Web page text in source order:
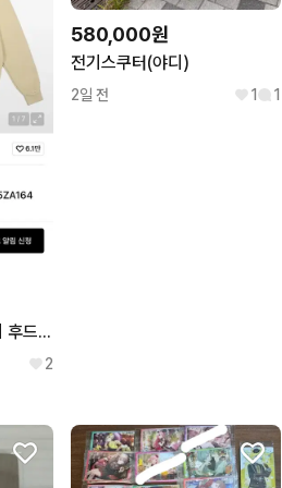
카이파이 글린트 스터디 후드 집업 옐로우 M
2
580,000원
전기스쿠터(야디)
2일 전 1 1